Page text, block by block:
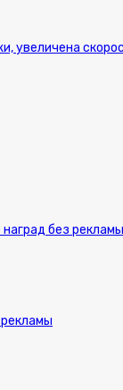
увеличена
без